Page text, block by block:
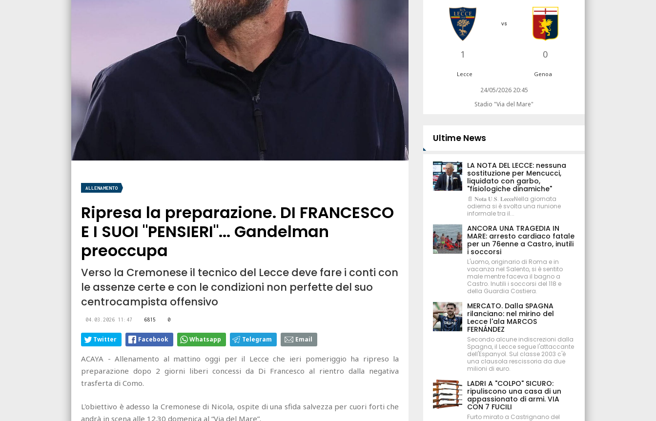
ALLENAMENTO
Ripresa la preparazione. DI FRANCESCO
E I SUOI "PENSIERI"... Gandelman
preoccupa
Verso la Cremonese il tecnico del Lecce deve fare i conti con
le assenze certe e con le condizioni non perfette del suo
centrocampista offensivo
04.03.2026 11:47 6815 0
Twitter Facebook Whatsapp Telegram Email
ACAYA - Allenamento al mattino oggi per il Lecce che ieri pomeriggio ha ripreso la
preparazione dopo 2 giorni liberi concessi da Di Francesco al rientro dalla negativa
trasferta di Como.
L'obiettivo è adesso la Cremonese di Nicola, ospite di una sfida salvezza per cuori forti che
andrà in scena alle 12.30 domenica al “Via del Mare”.
1
vs
0
Lecce Genoa
24/05/2026 20:45
Stadio "Via del Mare"
Ultime News
LA NOTA DEL LECCE: nessuna
sostituzione per Mencucci,
liquidato con garbo,
"fisiologiche dinamiche"
📄 𝐍𝐨𝐭𝐚 𝐔.𝐒. 𝐋𝐞𝐜𝐜𝐞Nella giornata
odierna si è svolta una riunione
informale tra il...
ANCORA UNA TRAGEDIA IN
MARE: arresto cardiaco fatale
per un 76enne a Castro, inutili
i soccorsi
L'uomo, originario di Roma e in
vacanza nel Salento, si è sentito
male mentre faceva il bagno a
Castro. Inutili i soccorsi del 118 e
della Guardia Costiera.
MERCATO. Dalla SPAGNA
rilanciano: nel mirino del
Lecce l'ala MARCOS
FERNÁNDEZ
Secondo alcune indiscrezioni dalla
Spagna, il Lecce segue l'attaccante
dell'Espanyol. Sul classe 2003 c'è
una clausola rescissoria da due
milioni di euro.
LADRI A "COLPO" SICURO:
ripuliscono una casa di un
appassionato di armi. VIA
CON 7 FUCILI
Furto mirato a Castrignano del